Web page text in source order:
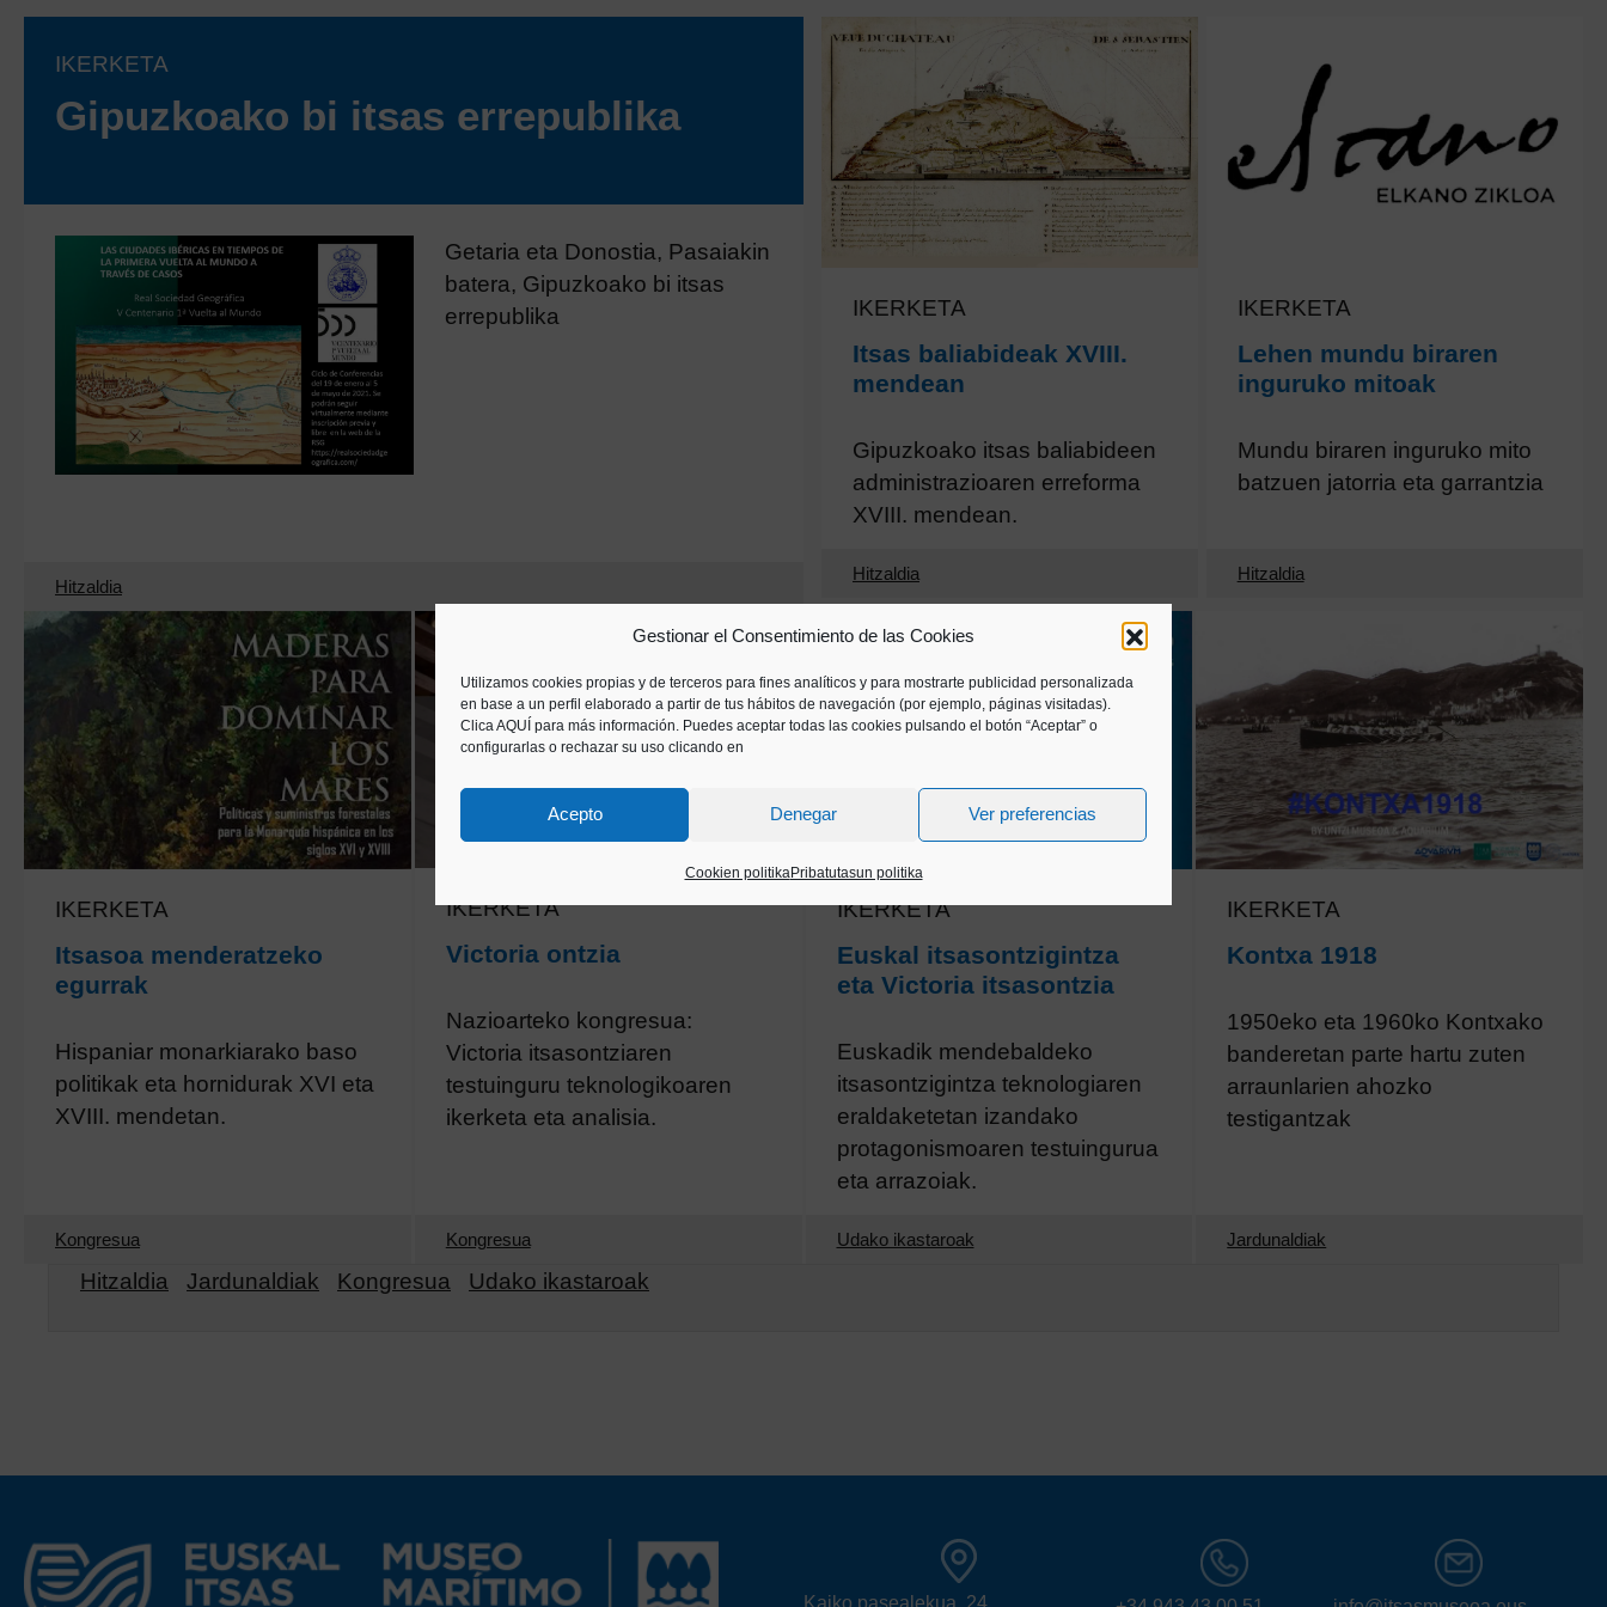
Gestionar el Consentimiento de las Cookies
Utilizamos cookies propias y de terceros para fines analíticos y para mostrarte publicidad personalizada
en base a un perfil elaborado a partir de tus hábitos de navegación (por ejemplo, páginas visitadas).
Clica AQUÍ para más información. Puedes aceptar todas las cookies pulsando el botón “Aceptar” o
configurarlas o rechazar su uso clicando en
Acepto Denegar Ver preferencias
Cookien politikaPribatutasun politika
IKERKETA
Gipuzkoako bi itsas errepublika
Getaria eta Donostia, Pasaiakin
batera, Gipuzkoako bi itsas
errepublika
Hitzaldia
IKERKETA
Itsas baliabideak XVIII.
mendean
Gipuzkoako itsas baliabideen
administrazioaren erreforma
XVIII. mendean.
Hitzaldia
IKERKETA
Lehen mundu biraren
inguruko mitoak
Mundu biraren inguruko mito
batzuen jatorria eta garrantzia
Hitzaldia
IKERKETA
Itsasoa menderatzeko
egurrak
Hispaniar monarkiarako baso
politikak eta hornidurak XVI eta
XVIII. mendetan.
Kongresua
IKERKETA
Victoria ontzia
Nazioarteko kongresua:
Victoria itsasontziaren
testuinguru teknologikoaren
ikerketa eta analisia.
Kongresua
IKERKETA
Euskal itsasontzigintza
eta Victoria itsasontzia
Euskadik mendebaldeko
itsasontzigintza teknologiaren
eraldaketetan izandako
protagonismoaren testuingurua
eta arrazoiak.
Udako ikastaroak
IKERKETA
Kontxa 1918
1950eko eta 1960ko Kontxako
banderetan parte hartu zuten
arraunlarien ahozko
testigantzak
Jardunaldiak
Hitzaldia Jardunaldiak Kongresua Udako ikastaroak